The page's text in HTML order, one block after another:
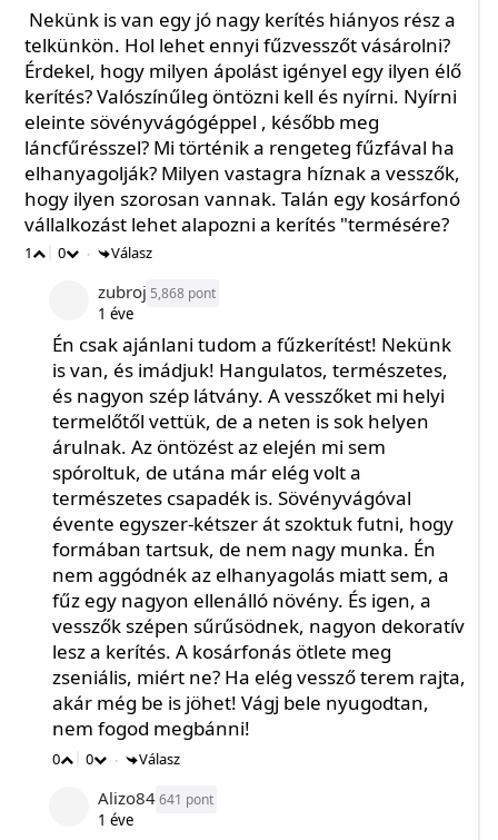
Nekünk is van egy jó nagy kerítés hiányos rész a
telkünkön. Hol lehet ennyi fűzvesszőt vásárolni?
Érdekel, hogy milyen ápolást igényel egy ilyen élő
kerítés? Valószínűleg öntözni kell és nyírni. Nyírni
eleinte sövényvágógéppel , később meg
láncfűrésszel? Mi történik a rengeteg fűzfával ha
elhanyagolják? Milyen vastagra híznak a vesszők,
hogy ilyen szorosan vannak. Talán egy kosárfonó
vállalkozást lehet alapozni a kerítés "termésére?
1 0 • Válasz
zubroj 5,868
1 éve
Én csak ajánlani tudom a fűzkerítést! Nekünk
is van, és imádjuk! Hangulatos, természetes,
és nagyon szép látvány. A vesszőket mi helyi
termelőtől vettük, de a neten is sok helyen
árulnak. Az öntözést az elején mi sem
spóroltuk, de utána már elég volt a
természetes csapadék is. Sövényvágóval
évente egyszer-kétszer át szoktuk futni, hogy
formában tartsuk, de nem nagy munka. Én
nem aggódnék az elhanyagolás miatt sem, a
fűz egy nagyon ellenálló növény. És igen, a
vesszők szépen sűrűsödnek, nagyon dekoratív
lesz a kerítés. A kosárfonás ötlete meg
zseniális, miért ne? Ha elég vessző terem rajta,
akár még be is jöhet! Vágj bele nyugodtan,
nem fogod megbánni!
0 0 • Válasz
Alizo84641
1 éve